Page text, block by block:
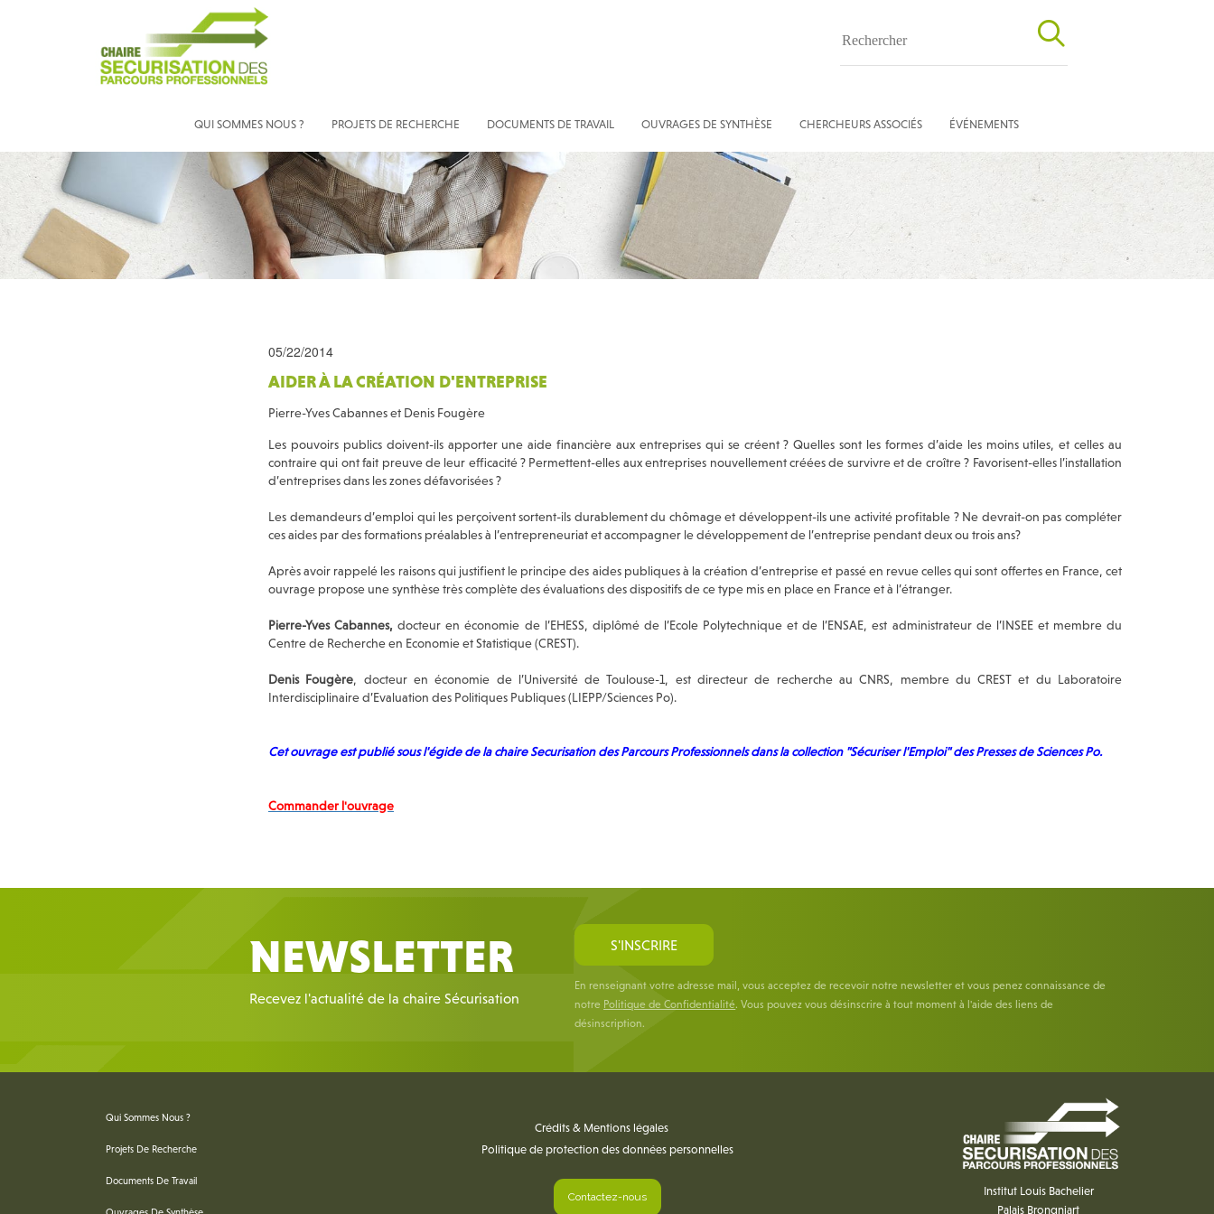
QUI SOMMES NOUS ? PROJETS DE RECHERCHE DOCUMENTS DE TRAVAIL OUVRAGES DE SYNTHÈSE CHERCHEURS ASSOCIÉS ÉVÉNEMENTS
05/22/2014
AIDER À LA CRÉATION D'ENTREPRISE
Pierre-Yves Cabannes et Denis Fougère
Les pouvoirs publics doivent-ils apporter une aide financière aux entreprises qui se créent ? Quelles sont les formes d’aide les moins utiles, et celles au
contraire qui ont fait preuve de leur efficacité ? Permettent-elles aux entreprises nouvellement créées de survivre et de croître ? Favorisent-elles l’installation
d’entreprises dans les zones défavorisées ?
Les demandeurs d’emploi qui les perçoivent sortent-ils durablement du chômage et développent-ils une activité profitable ? Ne devrait-on pas compléter
ces aides par des formations préalables à l’entrepreneuriat et accompagner le développement de l’entreprise pendant deux ou trois ans?
Après avoir rappelé les raisons qui justifient le principe des aides publiques à la création d’entreprise et passé en revue celles qui sont offertes en France, cet
ouvrage propose une synthèse très complète des évaluations des dispositifs de ce type mis en place en France et à l’étranger.
Pierre-Yves Cabannes,docteur en économie de l’EHESS, diplômé de l’Ecole Polytechnique et de l’ENSAE, est administrateur de l’INSEE et membre du
Centre de Recherche en Economie et Statistique (CREST).
Denis Fougère, docteur en économie de l’Université de Toulouse-1, est directeur de recherche au CNRS, membre du CREST et du Laboratoire
Interdisciplinaire d’Evaluation des Politiques Publiques (LIEPP/Sciences Po).
Cet ouvrage est publié sous l'égide de la chaire Securisation des Parcours Professionnels dans la collection "Sécuriser l'Emploi" des Presses de Sciences Po.
Commander l'ouvrage
NEWSLETTER
Recevez l'actualité de la chaire Sécurisation
S'INSCRIRE
En renseignant votre adresse mail, vous acceptez de recevoir notre newsletter et vous penez connaissance de
notre Politique de Confidentialité. Vous pouvez vous désinscrire à tout moment à l'aide des liens de
désinscription.
Qui Sommes Nous ?
Projets De Recherche
Documents De Travail
Crédits & Mentions légales
Politique de protection des données personnelles
Contactez-nous
Institut Louis Bachelier
Palais Brongniart